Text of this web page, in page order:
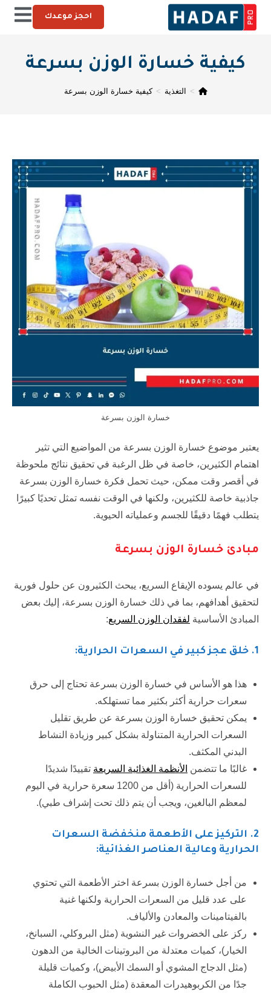
احجز موعدك
كيفية خسارة الوزن بسرعة
> التغذية > كيفية خسارة الوزن بسرعة
خسارة الوزن بسرعة
يعتبر موضوع خسارة الوزن بسرعة من المواضيع التي تثير
اهتمام الكثيرين، خاصة في ظل الرغبة في تحقيق نتائج ملحوظة
في أقصر وقت ممكن، حيث تحمل فكرة خسارة الوزن بسرعة
جاذبية خاصة للكثيرين، ولكنها في الوقت نفسه تمثل تحديًا كبيرًا
يتطلب فهمًا دقيقًا للجسم وعملياته الحيوية.
مبادئ خسارة الوزن بسرعة
في عالم يسوده الإيقاع السريع، يبحث الكثيرون عن حلول فورية
لتحقيق أهدافهم، بما في ذلك خسارة الوزن بسرعة، إليك بعض
المبادئ الأساسية لفقدان الوزن السريع:
1. خلق عجز كبير في السعرات الحرارية:
هذا هو الأساس في خسارة الوزن بسرعة تحتاج إلى حرق
سعرات حرارية أكثر بكثير مما تستهلكه.
يمكن تحقيق خسارة الوزن بسرعة عن طريق تقليل
السعرات الحرارية المتناولة بشكل كبير وزيادة النشاط
البدني المكثف.
غالبًا ما تتضمن الأنظمة الغذائية السريعة تقييدًا شديدًا
للسعرات الحرارية (أقل من 1200 سعرة حرارية في اليوم
لمعظم البالغين، ويجب أن يتم ذلك تحت إشراف طبي).
2.
التركيز على الأطعمة منخفضة السعرات
الحرارية وعالية العناصر الغذائية:
من أجل خسارة الوزن بسرعة اختر الأطعمة التي تحتوي
على عدد قليل من السعرات الحرارية ولكنها غنية
بالفيتامينات والمعادن والألياف.
ركز على الخضروات غير النشوية (مثل البروكلي، السبانخ،
الخيار)، كميات معتدلة من البروتينات الخالية من الدهون
(مثل الدجاج المشوي أو السمك الأبيض)، وكميات قليلة
جدًا من الكربوهيدرات المعقدة (مثل الحبوب الكاملة